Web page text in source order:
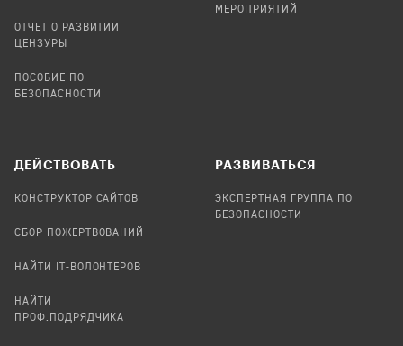
ОТЧЕТ О РАЗВИТИИ
ЦЕНЗУРЫ
ПОСОБИЕ ПО
БЕЗОПАСНОСТИ
МЕРОПРИЯТИЙ
ДЕЙСТВОВАТЬ
КОНСТРУКТОР САЙТОВ
СБОР ПОЖЕРТВОВАНИЙ
НАЙТИ IT-ВОЛОНТЕРОВ
НАЙТИ
ПРОФ.ПОДРЯДЧИКА
РАЗВИВАТЬСЯ
ЭКСПЕРТНАЯ ГРУППА ПО
БЕЗОПАСНОСТИ